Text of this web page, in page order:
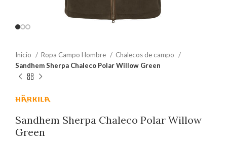
Inicio Ropa Campo Hombre
Chalecos de campo
Sandhem Sherpa Chaleco Polar Willow Green
Sandhem Sherpa Chaleco Polar Willow
Green